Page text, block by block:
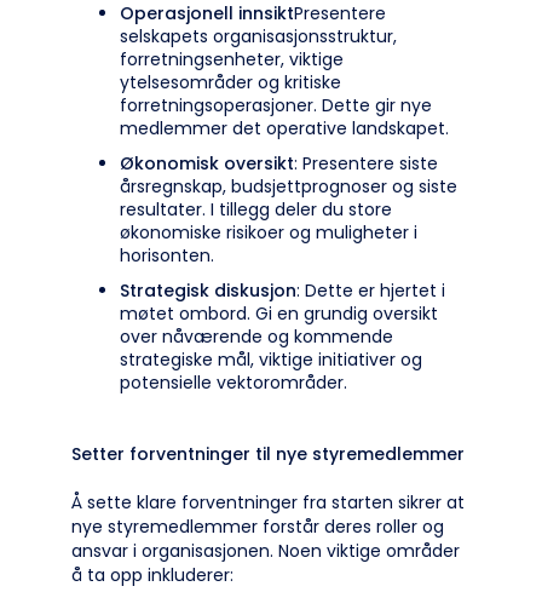
Operasjonell innsiktPresentere
selskapets organisasjonsstruktur,
forretningsenheter, viktige
ytelsesområder og kritiske
forretningsoperasjoner. Dette gir nye
medlemmer det operative landskapet.
Økonomisk oversikt: Presentere siste
årsregnskap, budsjettprognoser og siste
resultater. I tillegg deler du store
økonomiske risikoer og muligheter i
horisonten.
Strategisk diskusjon: Dette er hjertet i
møtet ombord. Gi en grundig oversikt
over nåværende og kommende
strategiske mål, viktige initiativer og
potensielle vektorområder.
Setter forventninger til nye styremedlemmer
Å sette klare forventninger fra starten sikrer at
nye styremedlemmer forstår deres roller og
ansvar i organisasjonen. Noen viktige områder
å ta opp inkluderer: